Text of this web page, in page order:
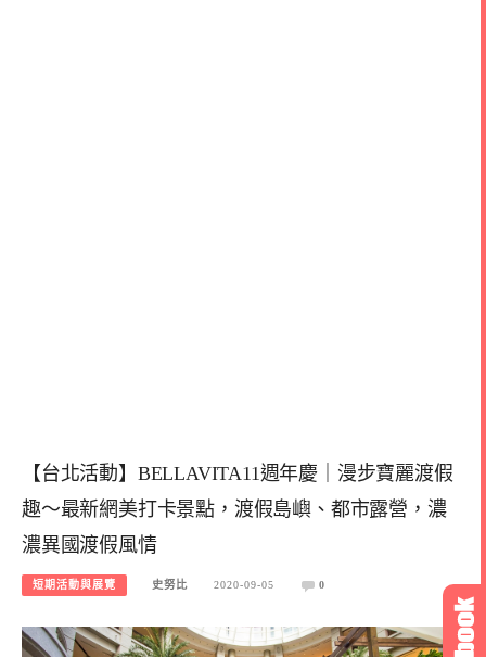
【台北活動】BELLAVITA11週年慶｜漫步寶麗渡假
趣～最新網美打卡景點，渡假島嶼、都市露營，濃
濃異國渡假風情
短期活動與展覽 史努比 2020-09-05 0